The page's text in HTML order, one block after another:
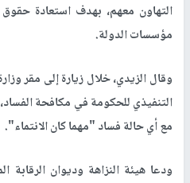
التهاون معهم، بهدف استعادة
مؤسسات الدولة.
وقال الزيدي، خلال زيارة إلى مقر
التنفيذي للحكومة في مكافحة
مع أي حالة فساد "مهما كان الانتماء".
ودعا هيئة النزاهة وديوان الرقابة